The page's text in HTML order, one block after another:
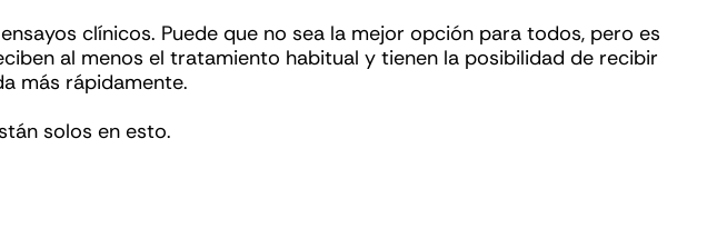
clínicos. Puede que no sea la mejor opción para todos, pero es
al menos el tratamiento habitual y tienen la posibilidad de recibir
más rápidamente.
solos en esto.